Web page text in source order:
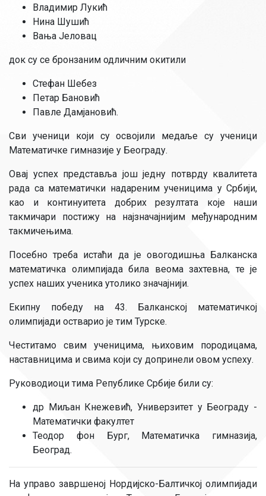
Владимир Лукић
Нина Шушић
Вања Јеловац
док су се бронзаним одличним окитили
Стефан Шебез
Петар Бановић
Павле Дамјановић.
Сви ученици који су освојили медаље су ученици
Математичке гимназије у Београду.
Овај успех представља још једну потврду квалитета
рада са математички надареним ученицима у Србији,
као и континуитета добрих резултата које наши
такмичари постижу на најзначајнијим међународним
такмичењима.
Посебно треба истаћи да је овогодишња Балканска
математичка олимпијада била веома захтевна, те је
успех наших ученика утолико значајнији.
Екипну победу на 43. Балканској математичкој
олимпијади остварио је тим Турске.
Честитамо свим ученицима, њиховим породицама,
наставницима и свима који су допринели овом успеху.
Руководиоци тима Републике Србије били су:
др Миљан Кнежевић, Универзитет у Београду -
Математички факултет
Теодор фон Бург, Математичка гимназија,
Београд.
На управо завршеној Нордијско-Балтичкој олимпијади